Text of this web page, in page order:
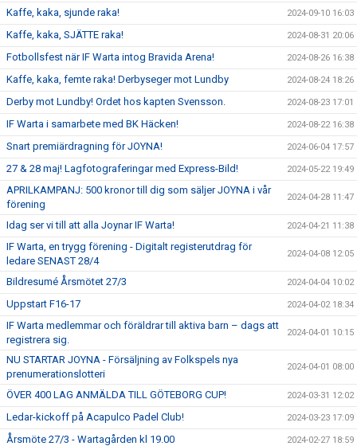
Kaffe, kaka, sjunde raka! 2024-09-10 16:03
Kaffe, kaka, SJÄTTE raka! 2024-08-31 20:06
Fotbollsfest när IF Warta intog Bravida Arena! 2024-08-26 16:38
Kaffe, kaka, femte raka! Derbyseger mot Lundby 2024-08-24 18:26
Derby mot Lundby! Ordet hos kapten Svensson. 2024-08-23 17:01
IF Warta i samarbete med BK Häcken! 2024-08-22 16:38
Snart premiärdragning för JOYNA! 2024-06-04 17:57
27 & 28 maj! Lagfotograferingar med Express-Bild! 2024-05-22 19:49
APRILKAMPANJ: 500 kronor till dig som säljer JOYNA i vår
förening
2024-04-28 11:47
Idag ser vi till att alla Joynar IF Warta! 2024-04-21 11:38
IF Warta, en trygg förening - Digitalt registerutdrag för
ledare SENAST 28/4
2024-04-08 12:05
Bildresumé Årsmötet 27/3 2024-04-04 10:02
Uppstart F16-17 2024-04-02 18:34
IF Warta medlemmar och föräldrar till aktiva barn – dags att
registrera sig.
2024-04-01 10:15
NU STARTAR JOYNA - Försäljning av Folkspels nya
prenumerationslotteri
2024-04-01 08:00
ÖVER 400 LAG ANMÄLDA TILL GÖTEBORG CUP! 2024-03-31 12:02
Ledar-kickoff på Acapulco Padel Club! 2024-03-23 17:09
Årsmöte 27/3 - Wartagården kl 19.00 2024-02-27 18:59